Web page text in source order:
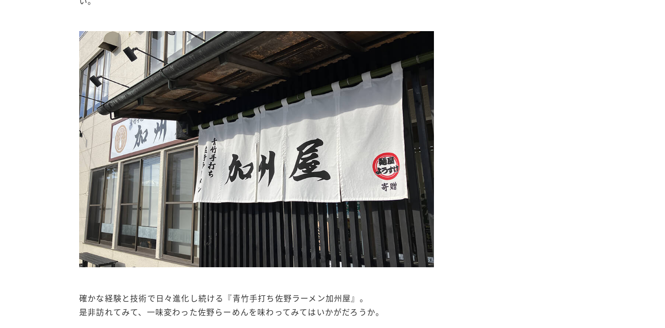
確かな経験と技術で日々進化し続ける『青竹手打ち佐野ラーメン加州屋』。
是非訪れてみて、一味変わった佐野らーめんを味わってみてはいかがだろうか。